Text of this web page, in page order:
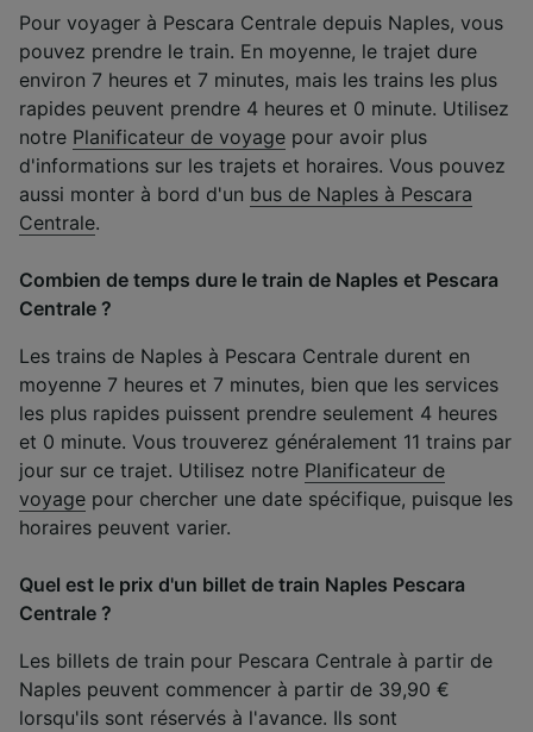
Pour voyager à Pescara Centrale depuis Naples, vous
pouvez prendre le train. En moyenne, le trajet dure
environ 7 heures et 7 minutes, mais les trains les plus
rapides peuvent prendre 4 heures et 0 minute. Utilisez
notre Planificateur de voyage pour avoir plus
d'informations sur les trajets et horaires. Vous pouvez
aussi monter à bord d'un bus de Naples à Pescara
Centrale.
Combien de temps dure le train de Naples et Pescara
Centrale ?
Les trains de Naples à Pescara Centrale durent en
moyenne 7 heures et 7 minutes, bien que les services
les plus rapides puissent prendre seulement 4 heures
et 0 minute. Vous trouverez généralement 11 trains par
jour sur ce trajet. Utilisez notre Planificateur de
voyage pour chercher une date spécifique, puisque les
horaires peuvent varier.
Quel est le prix d'un billet de train Naples Pescara
Centrale ?
Les billets de train pour Pescara Centrale à partir de
Naples peuvent commencer à partir de 39,90 €
lorsqu'ils sont réservés à l'avance. Ils sont